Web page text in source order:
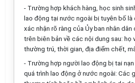
- Trường hợp khách hàng, học sinh
lao động tại nước ngoài bị tuyên bố
xác nhận rõ ràng của Ủy ban nhân
trên biên bản về các nội dung sau: họ
thường trú, thời gian, địa điểm chết,
- Trường hợp người lao động bị tai
quá trình lao động ở nước ngoài: Các